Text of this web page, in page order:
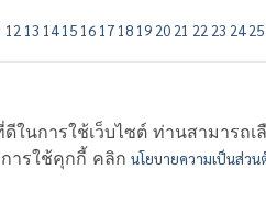
12 13 1415 16 17 18 19 20 21 22 23 2425
สมาชิก|ข่าวสาร|กิจกรรม|ราคายาง|
มยางพาราไทย 45, 47 ถนนโชติวิทยะกุ
ในการใช้เว็บไซต์ ท่านสามาร
ารใช้คุกกี้ คลิก นโยบายความเป็นส่วน